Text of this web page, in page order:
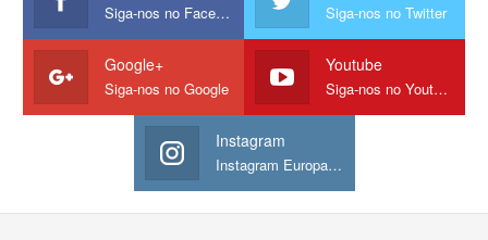
Siga-nos no Facebook Siga-nos no Twitter
Google+
Siga-nos no Google
Youtube
Siga-nos no Youtube
Instagram
Instagram Europamos